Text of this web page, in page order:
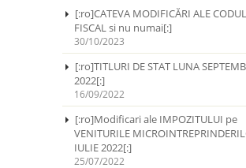
[:ro]CATEVA MODIFICĂRI ALE
FISCAL si nu numai[:]
30/10/2023
[:ro]TITLURI DE STAT LUNA
2022[:]
16/09/2022
[:ro]Modificari ale IMPOZITULUI pe
VENITURILE
IULIE 2022[:]
25/07/2022